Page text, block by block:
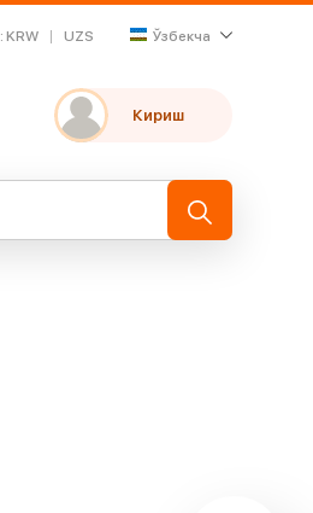
: KRW UZS Ўзбекча
Кириш